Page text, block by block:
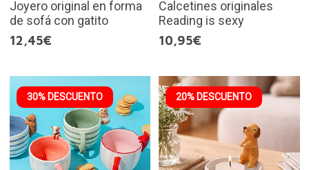
Joyero original en forma
de sofá con gatito
12,45€
Calcetines originales
Reading is sexy
10,95€
30% DESCUENTO 20% DESCUENTO